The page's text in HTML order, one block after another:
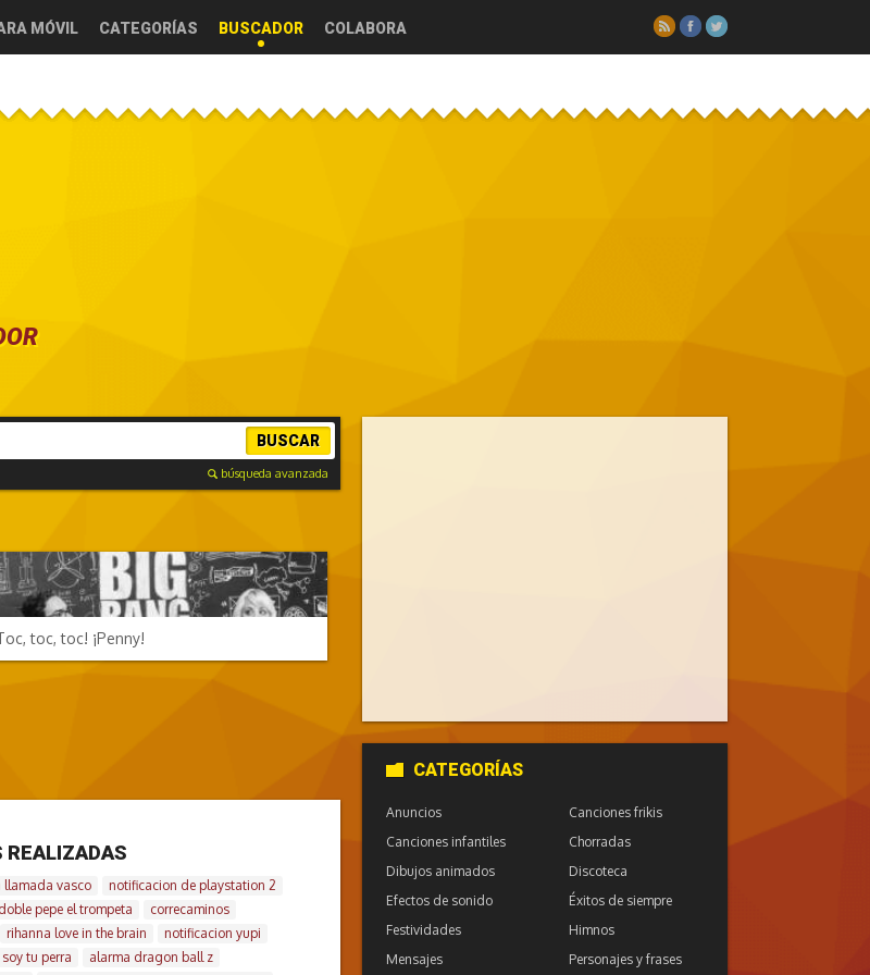
MÓVIL CATEGORÍAS BUSCADOR COLABORA
BUSCAR
búsqueda avanzada
toc, toc! ¡Penny!
REALIZADAS
vasco
notificacion de playstation 2
pepe el trompeta
correcaminos
rihanna love in the brain
notificacion yupi
tu perra
alarma dragon ball z
CATEGORÍAS
Anuncios
Canciones frikis
Canciones infantiles
Chorradas
Dibujos animados
Discoteca
Efectos de sonido
Éxitos de siempre
Festividades
Himnos
Mensajes
Personajes y frases